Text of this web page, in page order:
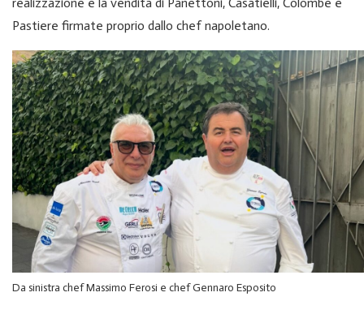
Pastiere firmate proprio dallo chef napoletano.
Da sinistra chef Massimo Ferosi e chef Gennaro Esposito